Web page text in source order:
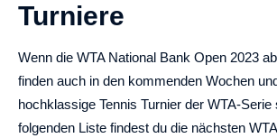
Turniere
Wenn die WTA National Bank Open 2023
finden auch in den kommenden Wochen
hochklassige Tennis Turnier der WTA-Serie
folgenden Liste findest du die nächsten